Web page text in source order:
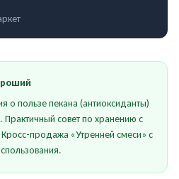
о пользе пекана (антиоксиданты)
Практичный совет по хранению с
продажа «Утренней смеси» с